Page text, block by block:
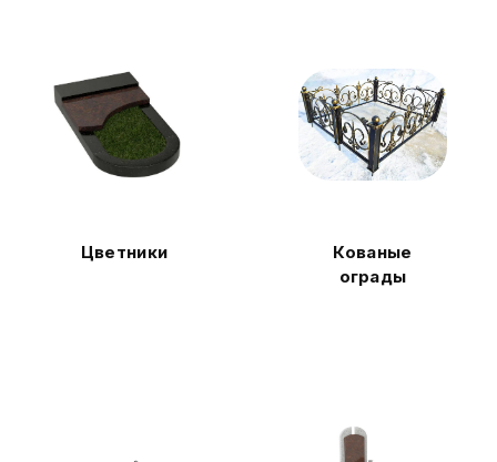
Цветники
Кованые
ограды